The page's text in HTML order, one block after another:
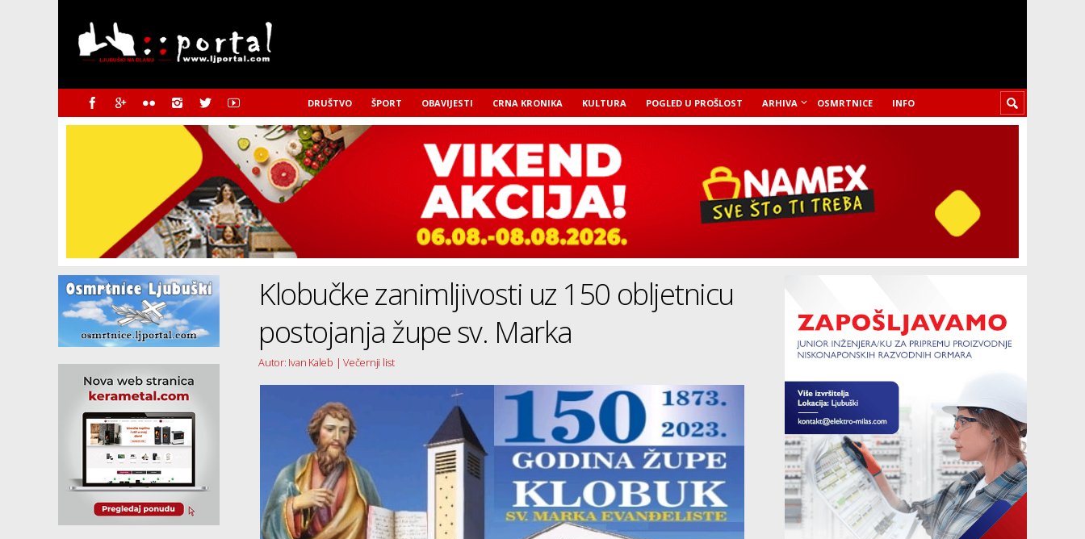
DRUŠTVO ŠPORT OBAVIJESTI CRNA KRONIKA KULTURA POGLED U PROŠLOST ARHIVA OSMRTNICE INFO
Klobučke zanimljivosti uz 150 obljetnicu
postojanja župe sv. Marka
Autor: Ivan Kaleb | Večernji list